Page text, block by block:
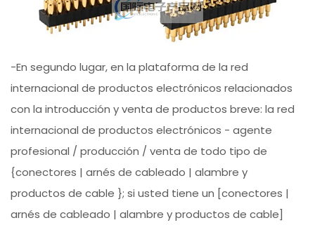
-En segundo lugar, en la plataforma de la red
internacional de productos electrónicos relacionados
con la introducción y venta de productos breve: la red
internacional de productos electrónicos - agente
profesional / producción / venta de todo tipo de
{conectores | arnés de cableado | alambre y
productos de cable }; si usted tiene un [conectores |
arnés de cableado | alambre y productos de cable]